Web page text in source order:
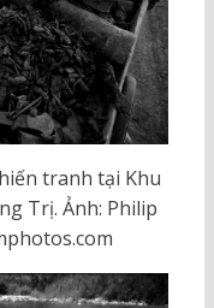
tranh tại Khu
Trị. Ảnh: Philip